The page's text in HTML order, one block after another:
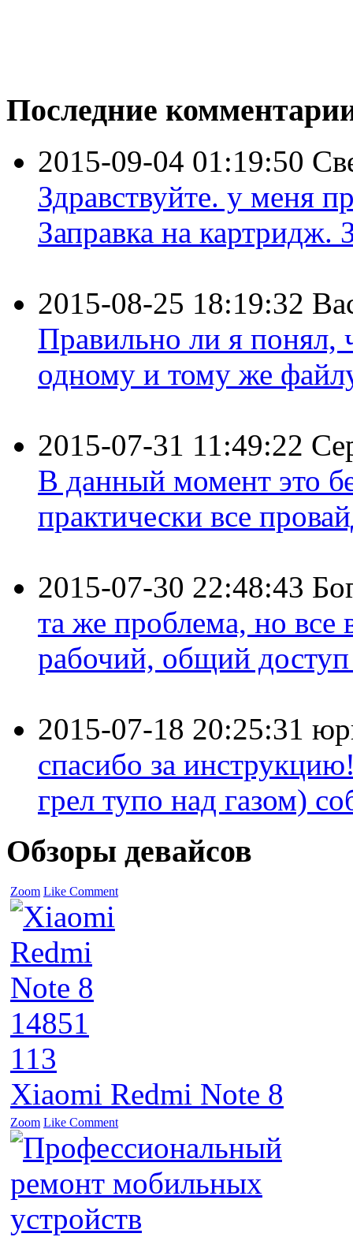
Последние
2015-09-04 01:19:50
Здравствуйте. у меня
Заправка на картридж.
2015-08-25 18:19:32
Правильно ли я понял,
одному и тому же
2015-07-31 11:49:22
В данный момент это
практически все
2015-07-30 22:48:43
та же проблема, но все
рабочий, общий доступ
2015-07-18 20:25:31
спасибо за
грел тупо над газом)
Обзоры девайсов
Zoom Like Comment
14851
113
Xiaomi Redmi Note 8
Zoom Like Comment